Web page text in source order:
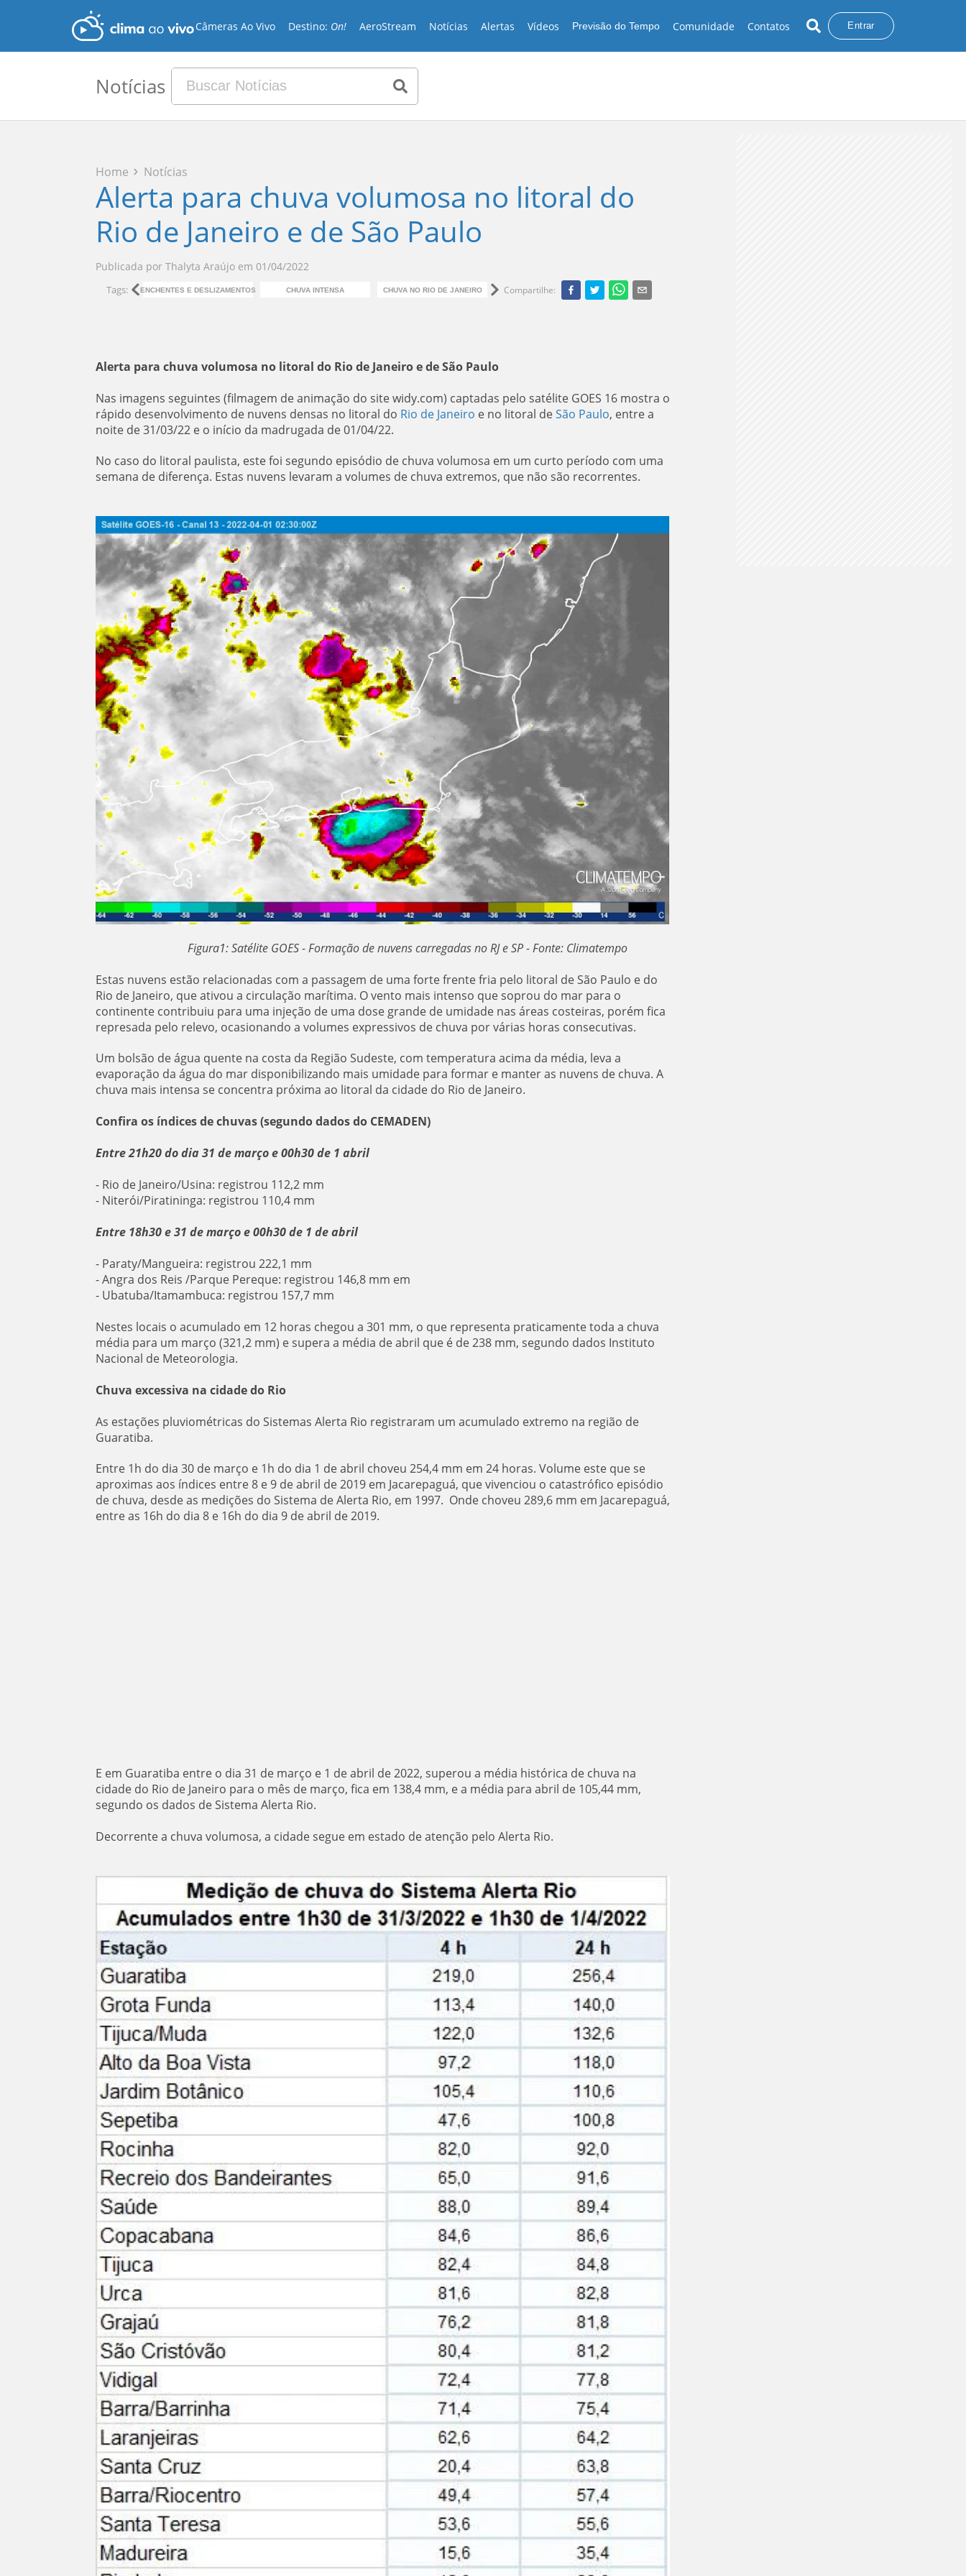
Câmeras Ao Vivo Destino: On! AeroStream Notícias Alertas Vídeos Previsão do Tempo Comunidade Contatos Entrar
Notícias
Home Notícias
Alerta para chuva volumosa no litoral do
Rio de Janeiro e de São Paulo
Publicada por Thalyta Araújo em 01/04/2022
Tags: ENCHENTES E DESLIZAMENTOS CHUVA INTENSA CHUVA NO RIO DE JANEIRO CHUVA EM SÃO PAULO
Compartilhe:
Alerta para chuva volumosa no litoral do Rio de Janeiro e de São Paulo
Nas imagens seguintes (filmagem de animação do site widy.com) captadas pelo satélite GOES 16 mostra o
rápido desenvolvimento de nuvens densas no litoral do Rio de Janeiro e no litoral deSão Paulo, entre a
noite de 31/03/22 e o início da madrugada de 01/04/22.
No caso do litoral paulista, este foi segundo episódio de chuva volumosa em um curto período com uma
semana de diferença. Estas nuvens levaram a volumes de chuva extremos, que não são recorrentes.
Figura1: Satélite GOES - Formação de nuvens carregadas no RJ e SP - Fonte: Climatempo
Estas nuvens estão relacionadas com a passagem de uma forte frente fria pelo litoral de São Paulo e do
Rio de Janeiro, que ativou a circulação marítima. O vento mais intenso que soprou do mar para o
continente contribuiu para uma injeção de uma dose grande de umidade nas áreas costeiras, porém fica
represada pelo relevo, ocasionando a volumes expressivos de chuva por várias horas consecutivas.
Um bolsão de água quente na costa da Região Sudeste, com temperatura acima da média, leva a
evaporação da água do mar disponibilizando mais umidade para formar e manter as nuvens de chuva. A
chuva mais intensa se concentra próxima ao litoral da cidade do Rio de Janeiro.
Confira os índices de chuvas (segundo dados do CEMADEN)
Entre 21h20 do dia 31 de março e 00h30 de 1 abril
- Rio de Janeiro/Usina: registrou 112,2 mm
- Niterói/Piratininga: registrou 110,4 mm
Entre 18h30 e 31 de março e 00h30 de 1 de abril
- Paraty/Mangueira: registrou 222,1 mm
- Angra dos Reis /Parque Pereque: registrou 146,8 mm em
- Ubatuba/Itamambuca: registrou 157,7 mm
Nestes locais o acumulado em 12 horas chegou a 301 mm, o que representa praticamente toda a chuva
média para um março (321,2 mm) e supera a média de abril que é de 238 mm, segundo dados Instituto
Nacional de Meteorologia.
Chuva excessiva na cidade do Rio
As estações pluviométricas do Sistemas Alerta Rio registraram um acumulado extremo na região de
Guaratiba.
Entre 1h do dia 30 de março e 1h do dia 1 de abril choveu 254,4 mm em 24 horas. Volume este que se
aproximas aos índices entre 8 e 9 de abril de 2019 em Jacarepaguá, que vivenciou o catastrófico episódio
de chuva, desde as medições do Sistema de Alerta Rio, em 1997. Onde choveu 289,6 mm em Jacarepaguá,
entre as 16h do dia 8 e 16h do dia 9 de abril de 2019.
E em Guaratiba entre o dia 31 de março e 1 de abril de 2022, superou a média histórica de chuva na
cidade do Rio de Janeiro para o mês de março, fica em 138,4 mm, e a média para abril de 105,44 mm,
segundo os dados de Sistema Alerta Rio.
Decorrente a chuva volumosa, a cidade segue em estado de atenção pelo Alerta Rio.